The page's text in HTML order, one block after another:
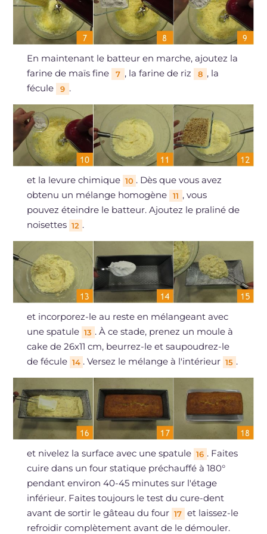
En maintenant le batteur en marche, ajoutez la
farine de maïs fine
7 , la farine de riz 8 , la
fécule
9 .
et la levure chimique 10 . Dès que vous avez
obtenu un mélange homogène
11 , vous
pouvez éteindre le batteur. Ajoutez le praliné de
noisettes 12 .
et incorporez-le au reste en mélangeant avec
une spatule 13 . À ce stade, prenez un moule à
cake de 26x11 cm, beurrez-le et saupoudrez-le
de fécule 14 . Versez le mélange à l'intérieur 15 .
et nivelez la surface avec une spatule 16 . Faites
cuire dans un four statique préchauffé à 180°
pendant environ 40-45 minutes sur l'étage
inférieur. Faites toujours le test du cure-dent
avant de sortir le gâteau du four 17 et laissez-le
refroidir complètement avant de le démouler.